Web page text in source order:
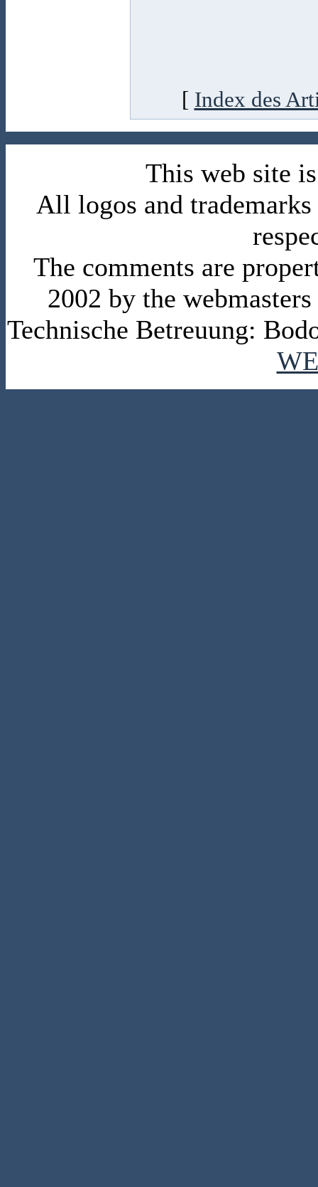
[ Index des
This web site
All logos and
The comments are
2002 by the
Technische Betreuung: